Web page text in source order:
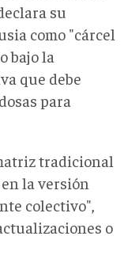
su
como "cárcel
bajo la
que debe
para
tradicional
la versión
colectivo",
o